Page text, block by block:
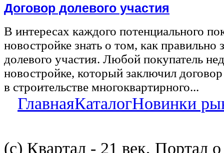
Договор долевого участия
В интересах каждого потенциального
новостройке знать о том, как правильно
долевого участия. Любой покупатель
новостройке, который заключил
в строительстве многоквартирного...
ГлавнаяКаталогНовинки
(с) Квартал - 21 век, Портал